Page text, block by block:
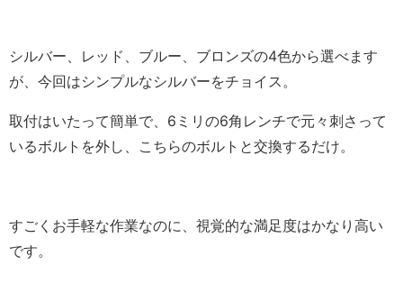
シルバー、レッド、ブルー、ブロンズの4色から選べます
が、今回はシンプルなシルバーをチョイス。
取付はいたって簡単で、6ミリの6角レンチで元々刺さって
いるボルトを外し、こちらのボルトと交換するだけ。
すごくお手軽な作業なのに、視覚的な満足度はかなり高い
です。